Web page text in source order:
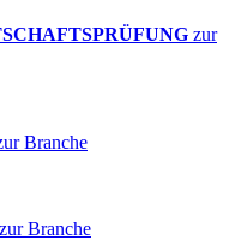
zur
Branche
zur Branche